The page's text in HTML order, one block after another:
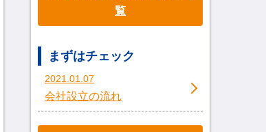
覧
まずはチェック
2021.01.07
会社設立の流れ